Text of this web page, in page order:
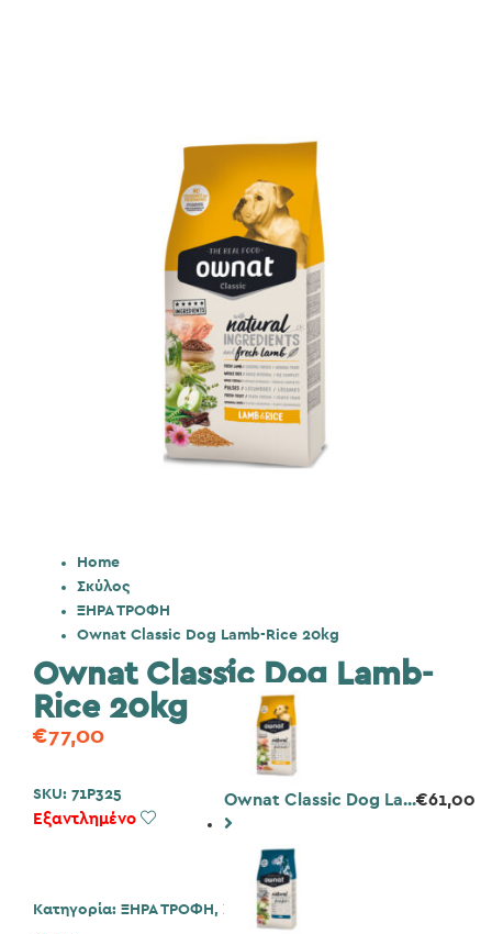
Home
Σκύλος
ΞΗΡΑ ΤΡΟΦΗ
Ownat Classic Dog Lamb-Rice 20kg
Ownat Classic Dog La...€61,00
Ownat Classic Dog Lamb-
Rice 20kg
€77,00
SKU: 71P325
Εξαντλημένο Add to Wishlist
Κατηγορία: ΞΗΡΑ ΤΡΟΦΗ , Σκύλος